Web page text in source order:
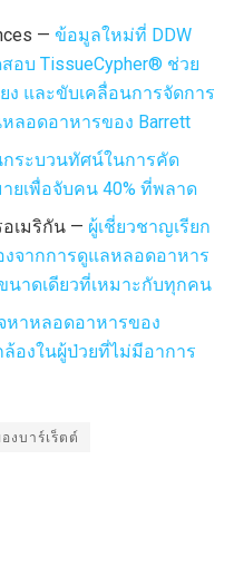
—ข้อมูลใหม่ที่ DDW
อบ TissueCypher® ช่วย
ง และขับเคลื่อนการจัดการ
ลอดอาหารของ Barrett
กระบวนทัศน์ในการคัด
ยเพื่อจับคน 40% ที่พลาด
เมริกัน — ผู้เชี่ยวชาญเรียก
งจากการดูแลหลอดอาหาร
นาดเดียวที่เหมาะกับทุกคน
หาหลอดอาหารของ
ล้องในผู้ป่วยที่ไม่มีอาการ
งบาร์เร็ตต์